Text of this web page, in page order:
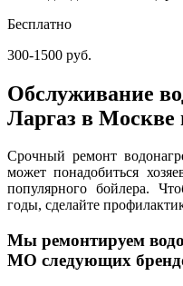
Бесплатно
300-1500 руб.
Обслуживание
Ларгаз в
Срочный ремонт
может понадобиться
популярного бойлера.
годы, сделайте
Мы ремонтируем
МО следующих